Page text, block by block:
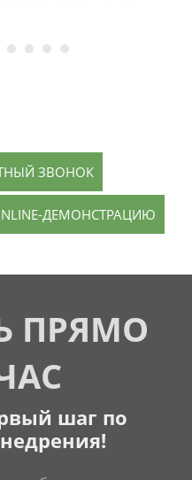
ЗВОНОК
ДЕМОНСТРАЦИЮ
ПРЯМО
шаг по